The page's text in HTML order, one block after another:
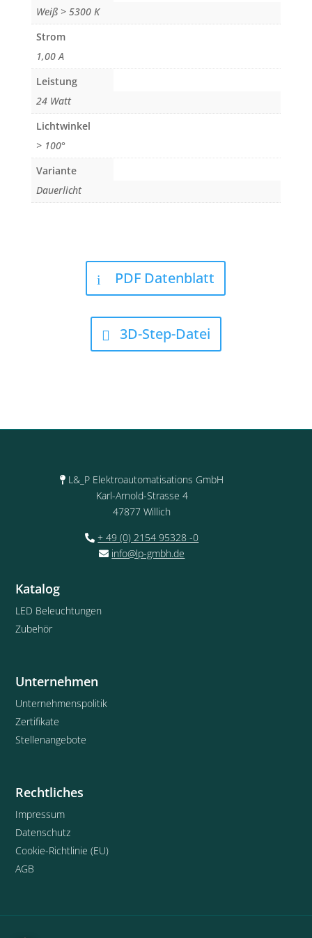
Weiß > 5300 K
Strom
1,00 A
Leistung
24 Watt
Lichtwinkel
> 100°
Variante
Dauerlicht
PDF Datenblatt
3D-Step-Datei
L&_P Elektroautomatisations GmbH
Karl-Arnold-Strasse 4
47877 Willich
+ 49 (0) 2154 95328 -0
info@lp-gmbh.de
Katalog
LED Beleuchtungen
Zubehör
Unternehmen
Unternehmenspolitik
Zertifikate
Stellenangebote
Rechtliches
Impressum
Datenschutz
Cookie-Richtlinie (EU)
AGB